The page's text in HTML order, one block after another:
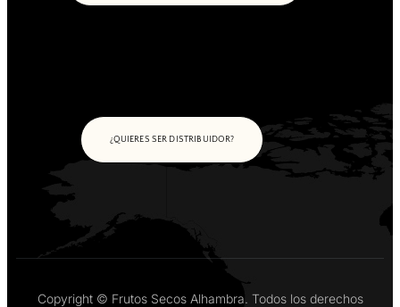
¿QUIERES SER DISTRIBUIDOR?
Copyright © Frutos Secos Alhambra. Todos los derechos